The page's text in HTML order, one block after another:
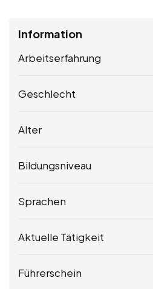
Information
Arbeitserfahrung
Geschlecht
Alter
Bildungsniveau
Sprachen
Aktuelle Tätigkeit
Führerschein